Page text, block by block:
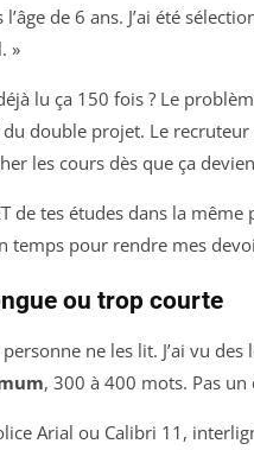
de 6 ans. J’ai été
»
lu ça 150 fois ? Le
double projet. Le
les cours dès que ça
de tes études dans la
temps pour rendre mes
ou trop courte
ne les lit. J’ai vu
, 300 à 400 mots. Pas un
Arial ou Calibri 11,